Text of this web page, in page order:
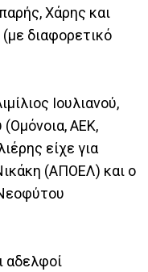
Χάρης και
διαφορετικό
Ιουλιανού,
ΑΕΚ,
είχε για
(ΑΠΟΕΛ) και ο
αδελφοί